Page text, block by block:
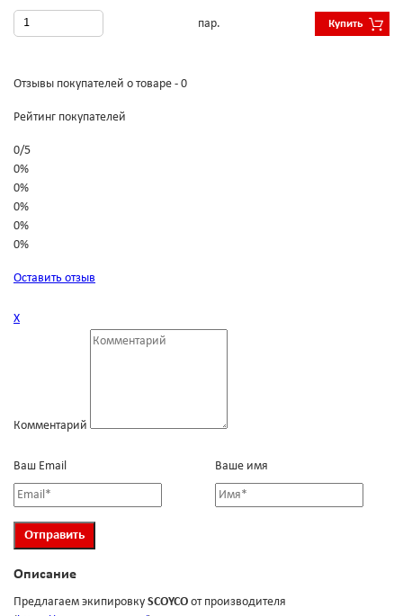
пар. Купить
Отзывы покупателей о товаре - 0
Рейтинг покупателей
0/5
0%
0%
0%
0%
0%
Оставить отзыв
Х
Комментарий
Ваш Email Ваше имя
Описание
Предлагаем экипировку SCOYCO от производителя